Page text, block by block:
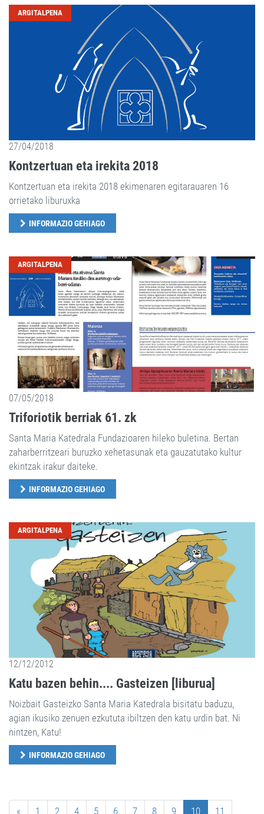
ARGITALPENA
27/04/2018
Kontzertuan eta irekita 2018
Kontzertuan eta irekita 2018 ekimenaren egitarauaren 16
orrietako liburuxka
INFORMAZIO GEHIAGO
ARGITALPENA
07/05/2018
Triforiotik berriak 61. zk
Santa Maria Katedrala Fundazioaren hileko buletina. Bertan
zaharberritzeari buruzko xehetasunak eta gauzatutako kultur
ekintzak irakur daiteke.
INFORMAZIO GEHIAGO
ARGITALPENA
12/12/2012
Katu bazen behin.... Gasteizen [liburua]
Noizbait Gasteizko Santa Maria Katedrala bisitatu baduzu,
agian ikusiko zenuen ezkututa ibiltzen den katu urdin bat. Ni
nintzen, Katu!
INFORMAZIO GEHIAGO
« 1 2 4 5 6 7 8 9 10 11